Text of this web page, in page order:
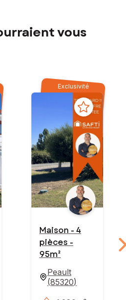
vous
Exclusivité
Maison - 4
pièces -
95m²
Peault
(85320)